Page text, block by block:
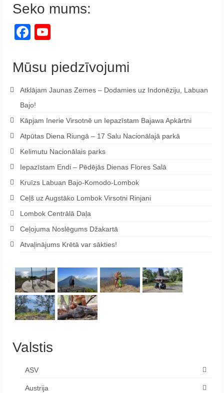
Seko mums:
Facebook
Mūsu piedzīvojumi
Atklājam Jaunas Zemes – Dodamies uz Indonēziju, Labuan
Bajo!
Kāpjam Inerie Virsotnē un Iepazīstam Bajawa Apkārtni
Atpūtas Diena Riungā – 17 Salu Nacionālajā parkā
Kelimutu Nacionālais parks
Iepazīstam Endi – Pēdējās Dienas Flores Salā
Kruīzs Labuan Bajo-Komodo-Lombok
Ceļš uz Augstāko Lombok Virsotni Rinjani
Lombok Centrālā Daļa
Ceļojuma Noslēgums Džakartā
Atvaļinājums Krētā var sākties!
Valstis
ASV
Austrija